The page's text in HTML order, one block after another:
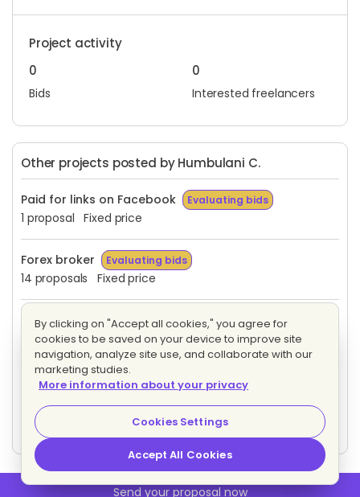
Send your proposal now
Project activity
0
Bids
0
Interested freelancers
Other projects posted by Humbulani C.
Paid for links on Facebook Evaluating bids
1 proposal Fixed price
Forex broker Evaluating bids
14 proposals Fixed price
Getting paid posting links on Facebook
Evaluating bids
27 proposals Fixed price
Anyone who knows how can i get paid for posting
links on Facebook
Fixed price
By clicking on "Accept all cookies," you agree for
cookies to be saved on your device to improve site
navigation, analyze site use, and collaborate with our
marketing studies.
More information about your privacy
Cookies Settings
Accept All Cookies